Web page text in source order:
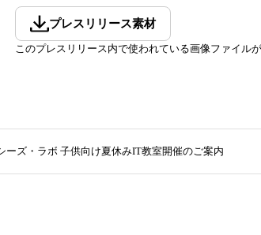
プレスリリース素材
このプレスリリース内で使われている画像ファイル
ズ・ラボ 子供向け夏休みIT教室開催のご案内